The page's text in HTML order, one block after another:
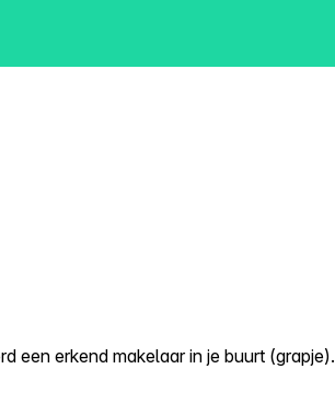
een erkend makelaar in je buurt (grapje).